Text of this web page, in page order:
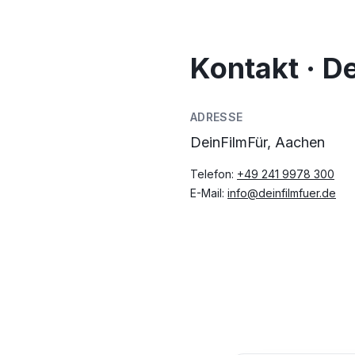
Kontakt ·
ADRESSE
DeinFilmFür, Aachen
Telefon: +49 241 9978 300
E-Mail: info@deinfilmfuer.de